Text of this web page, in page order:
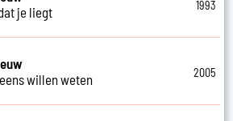
je liegt
1993
willen weten
2005